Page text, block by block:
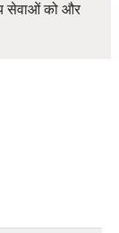
सेवाओं को और